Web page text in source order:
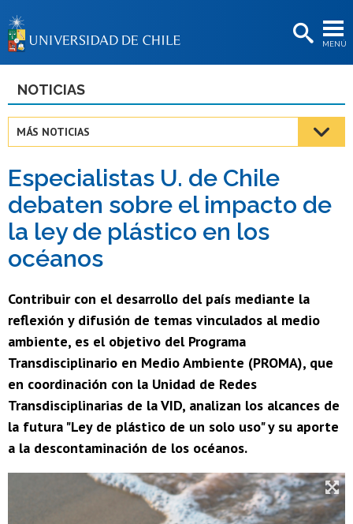
MENÚ
BIBLIOTECAS
Estudiantes
Académicas/os
Funcionarias/os
Egresadas/os
NOTICIAS
MÁS NOTICIAS
Especialistas U. de Chile
debaten sobre el impacto de
la ley de plástico en los
océanos
Contribuir con el desarrollo del país mediante la
reflexión y difusión de temas vinculados al medio
ambiente, es el objetivo del Programa
Transdisciplinario en Medio Ambiente (PROMA), que
en coordinación con la Unidad de Redes
Transdisciplinarias de la VID, analizan los alcances de
la futura "Ley de plástico de un solo uso" y su aporte
a la descontaminación de los océanos.